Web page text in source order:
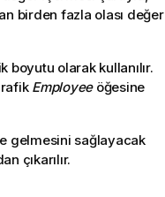
birden fazla olası değer
boyutu olarak kullanılır.
Employeeöğesine
gelmesini sağlayacak
çıkarılır.